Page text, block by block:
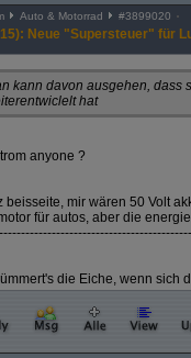
Auto & Motorrad #3899020
Neue "Supersteuer" für
kann davon ausgehen, dass
hat
anyone ?
beisseite, mir wären 50 Volt
für autos, aber die
die Eiche, wenn sich